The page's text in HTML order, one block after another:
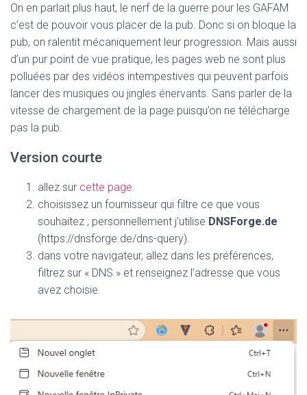
On en parlait plus haut, le nerf de la guerre pour les GAFAM
c’est de pouvoir vous placer de la pub. Donc si on bloque la
pub, on ralentit mécaniquement leur progression. Mais aussi
d’un pur point de vue pratique, les pages web ne sont plus
polluées par des vidéos intempestives qui peuvent parfois
lancer des musiques ou jingles énervants. Sans parler de la
vitesse de chargement de la page puisqu’on ne télécharge
pas la pub.
Version courte
allez sur cette page.
choisissez un fournisseur qui filtre ce que vous
souhaitez ; personnellement j’utilise DNSForge.de
(https://dnsforge.de/dns-query).
dans votre navigateur, allez dans les préférences,
filtrez sur « DNS » et renseignez l’adresse que vous
avez choisie.